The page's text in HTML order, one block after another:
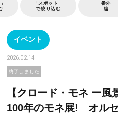
番外
編
特集記事
一覧
イベント
2026.02.14
終了しました
【クロード・モネ ー
100年のモネ展! オル